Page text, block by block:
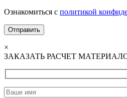
Ознакомиться с политикой
×
ЗАКАЗАТЬ РАСЧЕТ